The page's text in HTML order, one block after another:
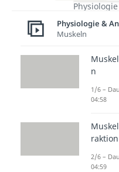
Was ist die
Physiologie &
Muskeln
n
1/6 –
04:58
raktion
2/6 –
04:59